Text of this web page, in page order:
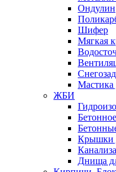
Ондулин
Шифер
Мягкая
Мастика
ЖБИ
Крышки
Днища